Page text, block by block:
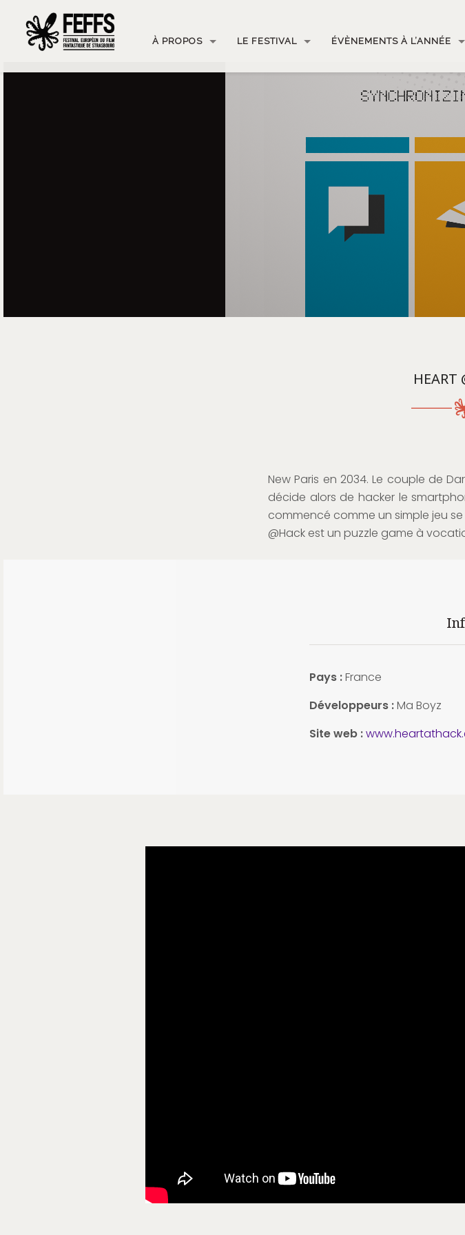
À PROPOS LE FESTIVAL ÉVÈNEMENTS À L’ANNÉE
HEART
New Paris en 2034. Le couple de
décide alors de hacker le
commencé comme un simple jeu
@Hack est un puzzle game à
Pays :France
Développeurs :Ma Boyz
Site web :